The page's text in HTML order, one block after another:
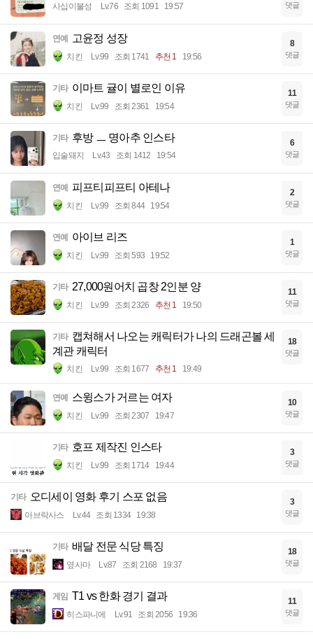
사십이불성 Lv.76 조회 1091 19:57 댓글
연예 고윤정 성장
치킨 Lv.99 조회 1741 추천 1 19:56
8
댓글
기타 이마트 귤이 별로인 이유
치킨 Lv.99 조회 2361 19:54
11
댓글
기타 후방 ㅡ 명아추 인스타
입술돼지 Lv.43 조회 1412 19:54
6
댓글
연예 피프티피프티 아테나
치킨 Lv.99 조회 844 19:54
2
댓글
연예 아이브 리즈
치킨 Lv.99 조회 593 19:52
1
댓글
기타 27,000원어치 곱창 2인분 양
치킨 Lv.99 조회 2326 추천 1 19:50
11
댓글
기타 캡쳐해서 나오는 캐릭터가 나의 드래곤볼 세
계관 캐릭터
치킨 Lv.99 조회 1677 추천 1 19:49
18
댓글
연예 스윙스가 거르는 여자
치킨 Lv.99 조회 2307 19:47
10
댓글
기타 호프 제작진 인스타
치킨 Lv.99 조회 1714 19:44
3
댓글
기타 오디세이 영화 후기 스포 없음
아브락사스 Lv.44 조회 1334 19:38
3
댓글
기타 배달 전문 식당 특징
옆사마 Lv.87 조회 2168 19:37
18
댓글
게임 T1 vs 한화 경기 결과
히스파니에 Lv.91 조회 2056 19:36
11
댓글